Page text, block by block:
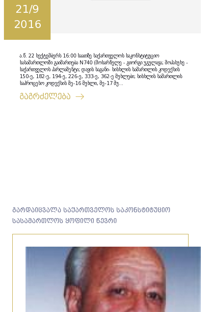
21/9
2016
ა.წ. 22 სექტემბერს 16:00 საათზე საქართველოს საკონსტიტუციო
სასამართლოში გაიმართება N740 (მოსარჩელე - გიორგი უგულავა; მოპასუხე -
საქართველოს პარლამენტი; დავის საგანი- სისხლის სამართლის კოდექსის
150-ე, 182-ე, 194-ე, 226-ე, 333-ე, 362-ე მუხლები; სისხლის სამართლის
საპროცესო კოდექსის მე-16 მუხლი, მე-17 მუ...
გაგრძელება
გარდაიცვალა საქართველოს საკონსტიტუციო
სასამართლოს ყოფილი წევრი